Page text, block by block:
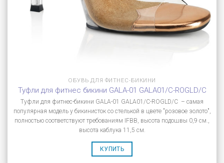
ОБУВЬ ДЛЯ ФИТНЕС-БИКИНИ
Туфли для фитнес бикини GALA-01 GALA01/C-ROGLD/C
Туфли для фитнес-бикини GALA-01 GALA01/C-ROGLD/C – самая
популярная модель у бикинисток со стелькой в цвете "розовое золото",
полностью соответствуют требованиям IFBB, высота подошвы 0,9 см.,
высота каблука 11,5 см.
КУПИТЬ